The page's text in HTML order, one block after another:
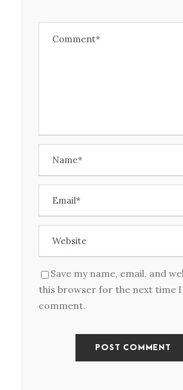
Save my name, email, and
this browser for the next time I
comment.